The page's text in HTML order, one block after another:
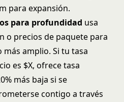
para expansión.
para profundidad usa
o precios de paquete para
amplio. Si tu tasa
es $X, ofrece tasa
más baja si se
contigo a través